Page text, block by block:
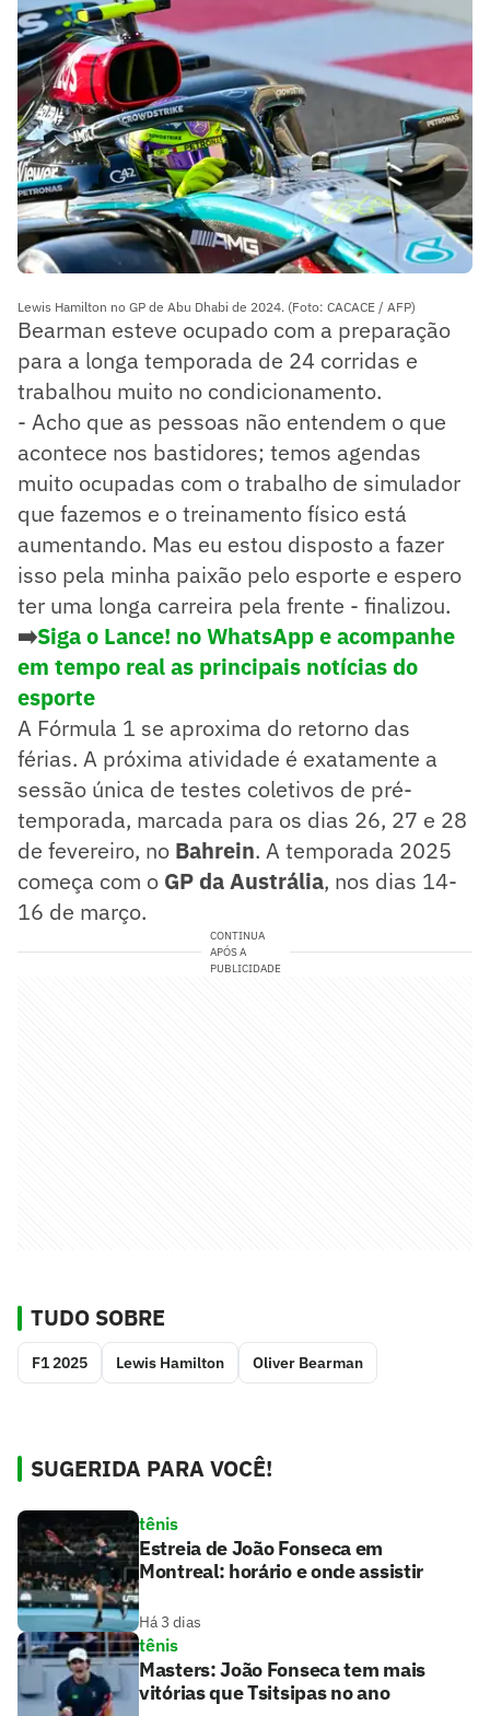
Lewis Hamilton no GP de Abu Dhabi de 2024. (Foto: CACACE / AFP)
Bearman esteve ocupado com a preparação
para a longa temporada de 24 corridas e
trabalhou muito no condicionamento.
- Acho que as pessoas não entendem o que
acontece nos bastidores; temos agendas
muito ocupadas com o trabalho de simulador
que fazemos e o treinamento físico está
aumentando. Mas eu estou disposto a fazer
isso pela minha paixão pelo esporte e espero
ter uma longa carreira pela frente - finalizou.
➡️Siga o Lance! no WhatsApp e acompanhe
em tempo real as principais notícias do
esporte
A Fórmula 1 se aproxima do retorno das
férias. A próxima atividade é exatamente a
sessão única de testes coletivos de pré-
temporada, marcada para os dias 26, 27 e 28
de fevereiro, no Bahrein. A temporada 2025
começa com o GP da Austrália, nos dias 14-
16 de março.
CONTINUA
APÓS A
PUBLICIDADE
TUDO SOBRE
F1 2025 Lewis Hamilton Oliver Bearman
SUGERIDA PARA VOCÊ!
tênis
Estreia de João Fonseca em
Montreal: horário e onde assistir
Há 3 dias
tênis
Masters: João Fonseca tem mais
vitórias que Tsitsipas no ano